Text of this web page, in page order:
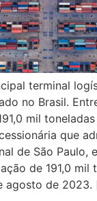
terminal
no Brasil.
mil toneladas
que
de São Paulo,
de 191,0 mil
agosto de